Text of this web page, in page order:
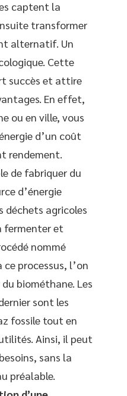
captent la
transformer
alternatif. Un
Cette
succès et attire
En effet,
ou en ville, vous
d’un coût
rendement.
de fabriquer du
d’énergie
déchets agricoles
fermenter et
nommé
processus, l’on
biométhane. Les
sont les
fossile tout en
Ainsi, il peut
sans la
préalable.